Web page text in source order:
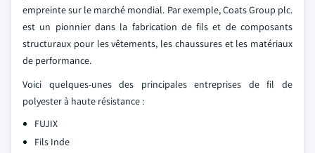
empreinte sur le marché mondial. Par exemple, Coats Group plc.
est un pionnier dans la fabrication de fils et de composants
structuraux pour les vêtements, les chaussures et les matériaux
de performance.
Voici quelques-unes des principales entreprises de fil de
polyester à haute résistance :
FUJIX
Fils Inde